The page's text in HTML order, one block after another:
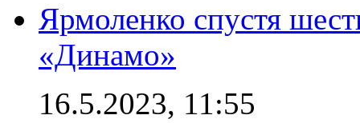
Ярмоленко спустя
«Динамо»
16.5.2023, 11:55